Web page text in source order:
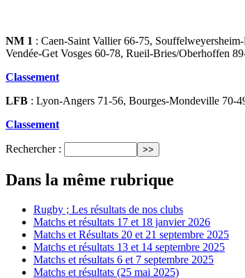
NM 1 : Caen-Saint Vallier 66-75,
Vendée-Get Vosges 60-78, Rueil-Bries/Oberhoffen
Classement
LFB : Lyon-Angers 71-56, Bourges-Mondeville 70-
Classement
Rechercher :
Dans la même rubrique
Rugby ; Les résultats de nos clubs
Matchs et résultats 17 et 18 janvier 2026
Matchs et Résultats 20 et 21 septembre 2025
Matchs et résultats 13 et 14 septembre 2025
Matchs et résultats 6 et 7 septembre 2025
Matchs et résultats (25 mai 2025)